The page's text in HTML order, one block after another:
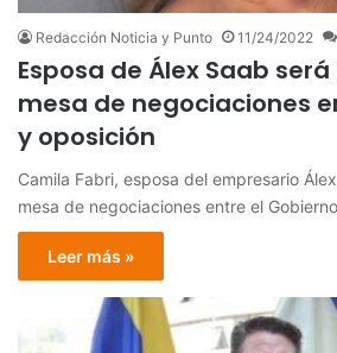
Redacción Noticia y Punto 11/24/2022
Esposa de Álex Saab
mesa de negociaciones
y oposición
Camila Fabri, esposa del empresario
mesa de negociaciones entre el
Leer más »